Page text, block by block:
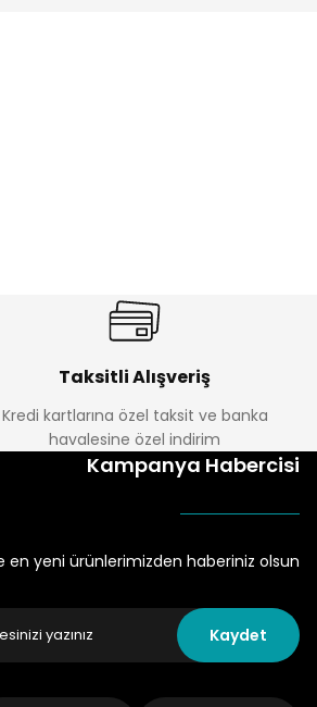
Taksitli Alışveriş
Kredi kartlarına özel taksit ve banka
havalesine özel indirim
Kampanya Habercisi
en yeni ürünlerimizden haberiniz olsun
Kaydet